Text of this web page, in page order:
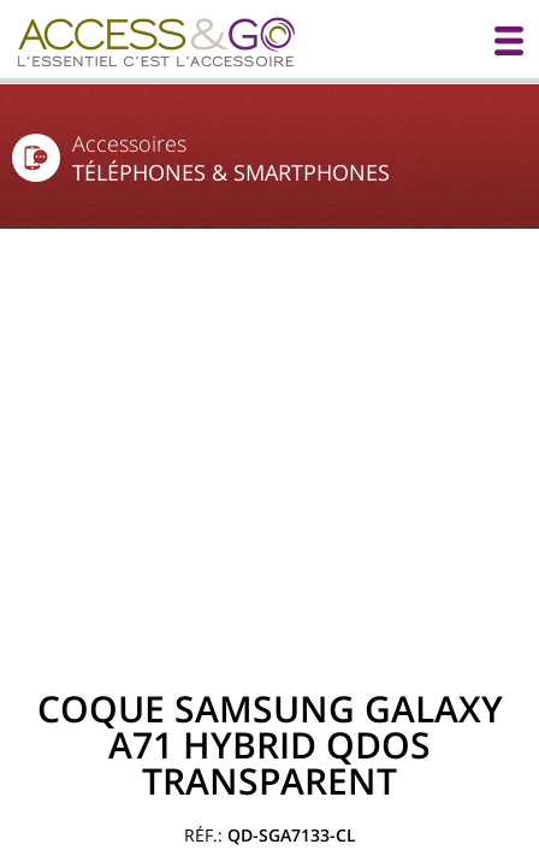
Accessoires
TÉLÉPHONES & SMARTPHONES
COQUE SAMSUNG GALAXY
A71 HYBRID QDOS
TRANSPARENT
QD-SGA7133-CL